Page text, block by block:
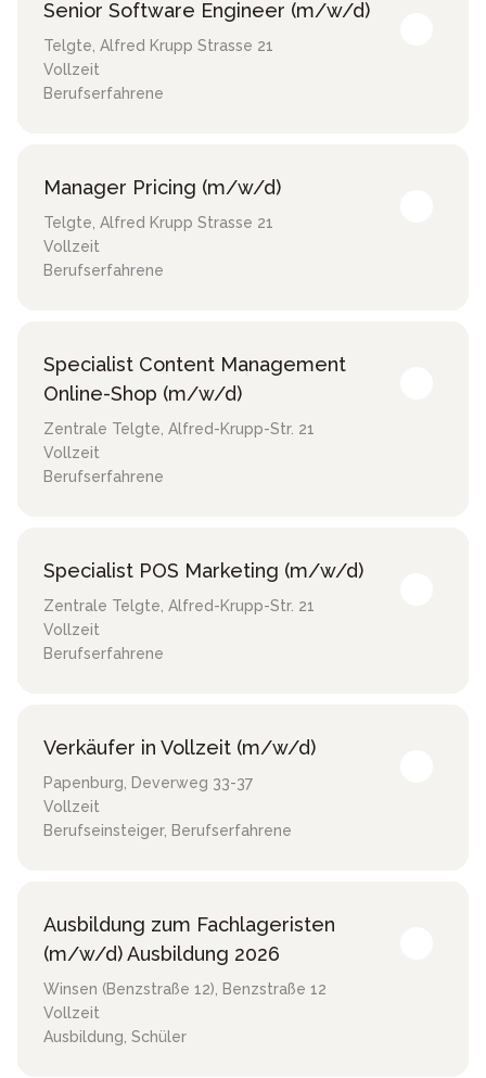
Senior Software Engineer (m/w/d)
Telgte, Alfred Krupp Strasse 21
Vollzeit
Berufserfahrene
Manager Pricing (m/w/d)
Telgte, Alfred Krupp Strasse 21
Vollzeit
Berufserfahrene
Specialist Content Management
Online-Shop (m/w/d)
Zentrale Telgte, Alfred-Krupp-Str. 21
Vollzeit
Berufserfahrene
Specialist POS Marketing (m/w/d)
Zentrale Telgte, Alfred-Krupp-Str. 21
Vollzeit
Berufserfahrene
Verkäufer in Vollzeit (m/w/d)
Papenburg, Deverweg 33-37
Vollzeit
Berufseinsteiger, Berufserfahrene
Ausbildung zum Fachlageristen
(m/w/d) Ausbildung 2026
Winsen (Benzstraße 12), Benzstraße 12
Vollzeit
Ausbildung, Schüler